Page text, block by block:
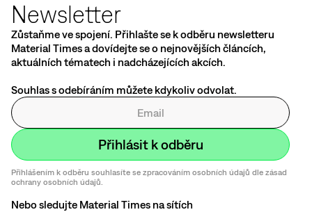
Newsletter
Zůstaňme ve spojení. Přihlašte se k odběru newsletteru
Material Times a dovídejte se o nejnovějších článcích,
aktuálních tématech i nadcházejících akcích.
Souhlas s odebíráním můžete kdykoliv odvolat.
Přihlášením k odběru souhlasíte se zpracováním osobních údajů dle zásad
ochrany osobních údajů.
Nebo sledujte Material Times na sítích